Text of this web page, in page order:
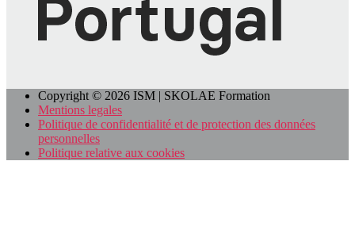
Copyright © 2026 ISM | SKOLAE Formation
Mentions legales
Politique de confidentialité et de protection des données
personnelles
Politique relative aux cookies